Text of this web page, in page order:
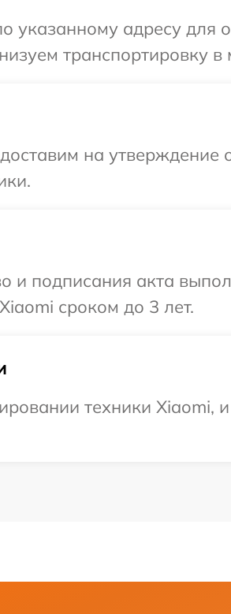
указанному адресу для
транспортировку
на утверждение
и подписания акта
сроком до 3 лет.
техники Xiaomi,